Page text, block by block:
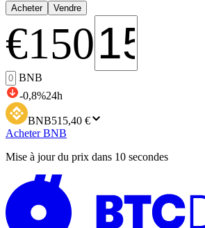
Acheter Vendre
€150
BNB
-0,8%24h
BNB515,40 €
Acheter BNB
Mise à jour du prix dans 10 secondes